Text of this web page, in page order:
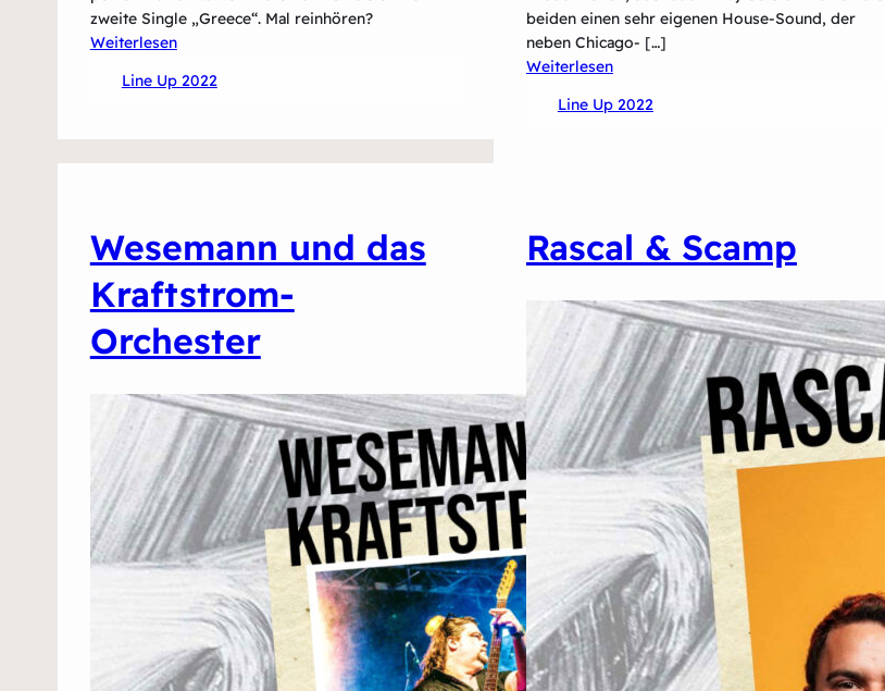
zweite Single „Greece“. Mal reinhören?
Weiterlesen:
Chapman
Line Up 2022
beiden einen sehr eigenen House-Sound, der
neben Chicago- […]
Weiterlesen:
Hour
Line Up 2022
Wesemann und das
Kraftstrom-
Orchester
Rascal & Scamp